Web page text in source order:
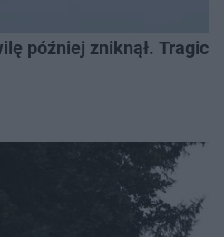
później zniknął.